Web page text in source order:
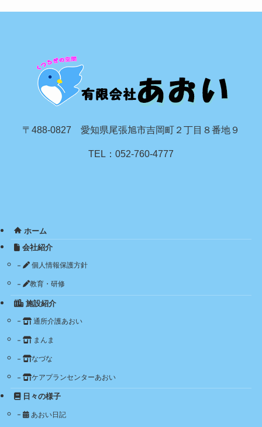
〒488-0827 愛知県尾張旭市吉岡町２丁目８番地９
TEL：052-760-4777
ホーム
会社紹介
個人情報保護方針
教育・研修
施設紹介
通所介護あおい
まんま
なづな
ケアプランセンターあおい
日々の様子
あおい日記